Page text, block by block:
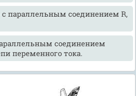
с параллельным соединением R,
соединением
переменного тока.